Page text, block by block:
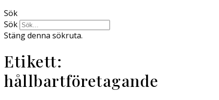
Sök
Sök
Stäng denna sökruta.
Etikett:
hållbartföretagande